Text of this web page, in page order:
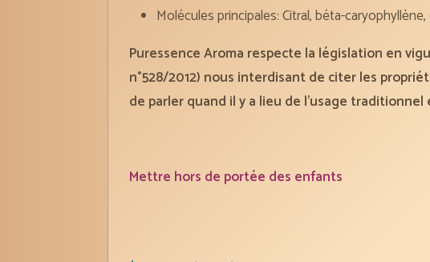
Molécules principales: Citral, béta-
Puressence Aroma respecte la législation en
n°528/2012) nous interdisant de citer les
de parler quand il y a lieu de l’usage
Mettre hors de portée des enfants